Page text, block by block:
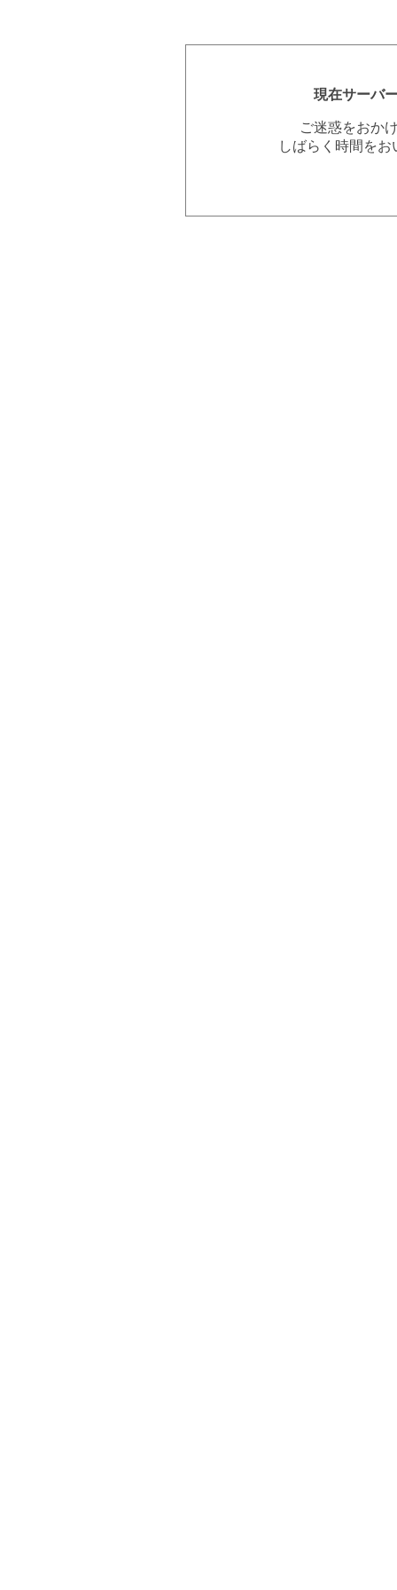
現在サーバ
ご迷惑をおか
しばらく時間を